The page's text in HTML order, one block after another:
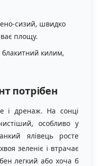
сизий, швидко
площу.
килим,
потрібен
і дренаж. На сонці
особливо у
ялівець росте
зеленіє і втрачає
легкий або хоча б